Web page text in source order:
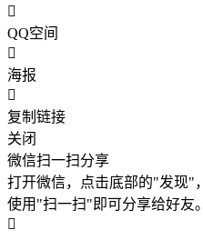
QQ空间
海报
复制链接
关闭
微信扫一扫分享
打开微信，点击底部的"发现"，
使用"扫一扫"即可分享给好友。